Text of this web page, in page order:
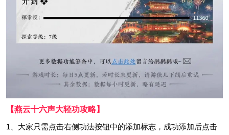
【燕云十六声大轻功攻略】
1、大家只需点击右侧功法按钮中的添加标志，成功添加后点击